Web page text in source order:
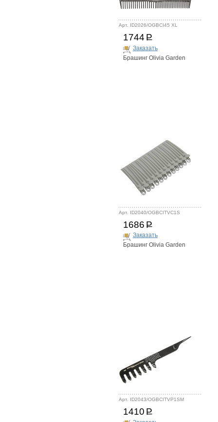
Арт. ID2026/OGBCI45 XL
1744 Р
Заказать
Брашинг Olivia Garden
Арт. ID2040/OGBCITVC1S
1686 Р
Заказать
Брашинг Olivia Garden
Арт. ID2043/OGBCITVP1SM
1410 Р